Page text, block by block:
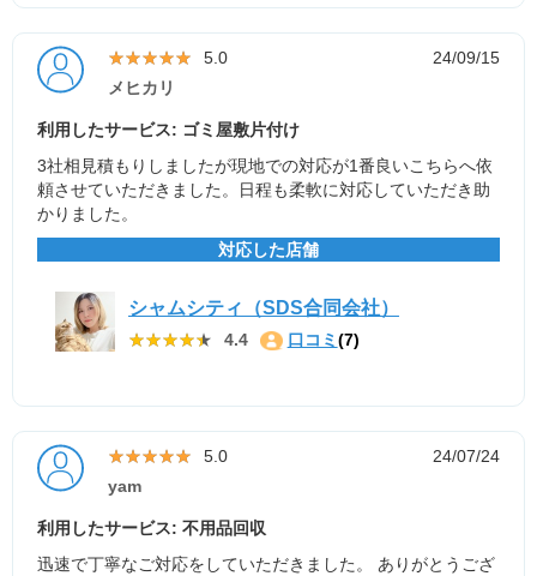
★★★★★
★★★★★ 5.0
24/09/15
メヒカリ
利用したサービス: ゴミ屋敷片付け
3社相見積もりしましたが現地での対応が1番良いこちらへ依
頼させていただきました。日程も柔軟に対応していただき助
かりました。
対応した店舗
シャムシティ（SDS合同会社）
★★★★★
★★★★★ 4.4 口コミ (7)
★★★★★
★★★★★ 5.0
24/07/24
yam
利用したサービス: 不用品回収
迅速で丁寧なご対応をしていただきました。 ありがとうござ